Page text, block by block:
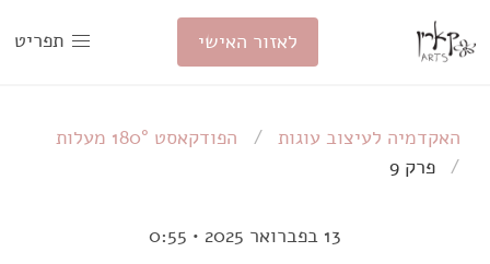
לאזור האישי תפריט
האקדמיה לעיצוב עוגות
הפודקאסט 180° מעלות
פרק 9
13 בפברואר 2025 •
0:55